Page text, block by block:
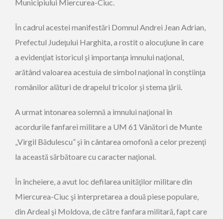
Municipiului Miercurea-Ciuc.
În cadrul acestei manifestări Domnul Andrei Jean Adrian,
Prefectul Judeţului Harghita, a rostit o alocuţiune în care
a evidenţiat istoricul şi importanţa imnului naţional,
arătând valoarea acestuia de simbol naţional în conştiinţa
românilor alături de drapelul tricolor şi stema ţării.
A urmat intonarea solemnă a imnului naţional în
acordurile fanfarei militare a UM 61 Vânători de Munte
„Virgil Bădulescu” şi în cântarea omofonă a celor prezenţi
la această sărbătoare cu caracter naţional.
În încheiere, a avut loc defilarea unităţilor militare din
Miercurea-Ciuc şi interpretarea a două piese populare,
din Ardeal şi Moldova, de către fanfara militară, fapt care